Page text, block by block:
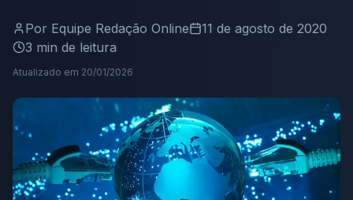
Por Equipe Redação Online
11 de agosto de 2020
3 min de leitura
Atualizado em 20/01/2026